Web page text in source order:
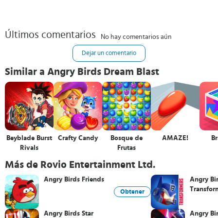
Últimos comentarios No hay comentarios aún
Dejar un comentario
Similar a Angry Birds Dream Blast
Beyblade Burst
Rivals
Crafty Candy
Bosque de
Frutas
AMAZE!
Más de Rovio Entertainment Ltd.
Angry Birds Friends
Obtener
Angry Birds Star
Angry
Angry